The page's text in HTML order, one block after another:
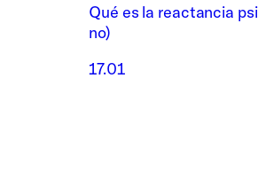
Qué es la reactancia
no)
17.01